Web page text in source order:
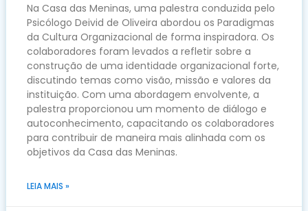
Na Casa das Meninas, uma palestra conduzida pelo
Psicólogo Deivid de Oliveira abordou os Paradigmas
da Cultura Organizacional de forma inspiradora. Os
colaboradores foram levados a refletir sobre a
construção de uma identidade organizacional forte,
discutindo temas como visão, missão e valores da
instituição. Com uma abordagem envolvente, a
palestra proporcionou um momento de diálogo e
autoconhecimento, capacitando os colaboradores
para contribuir de maneira mais alinhada com os
objetivos da Casa das Meninas.
LEIA MAIS »